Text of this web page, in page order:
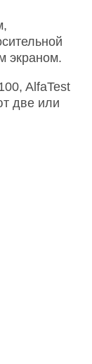
экраном.
AlfaTest
две или